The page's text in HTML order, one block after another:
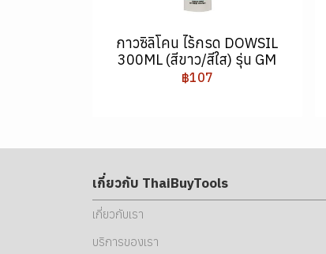
กาวซิลิโคน ไร้กรด DOWSIL
300ML (สีขาว/สีใส) รุ่น GM
฿107
เกี่ยวกับ ThaiBuyTools
เกี่ยวกับเรา
บริการของเรา